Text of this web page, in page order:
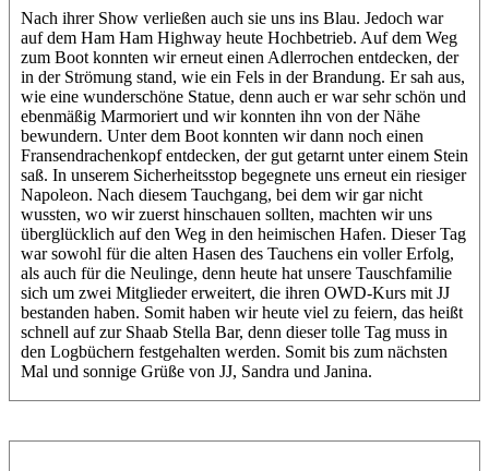
Nach ihrer Show verließen auch sie uns ins Blau. Jedoch war
auf dem Ham Ham Highway heute Hochbetrieb. Auf dem Weg
zum Boot konnten wir erneut einen Adlerrochen entdecken, der
in der Strömung stand, wie ein Fels in der Brandung. Er sah aus,
wie eine wunderschöne Statue, denn auch er war sehr schön und
ebenmäßig Marmoriert und wir konnten ihn von der Nähe
bewundern. Unter dem Boot konnten wir dann noch einen
Fransendrachenkopf entdecken, der gut getarnt unter einem Stein
saß. In unserem Sicherheitsstop begegnete uns erneut ein riesiger
Napoleon. Nach diesem Tauchgang, bei dem wir gar nicht
wussten, wo wir zuerst hinschauen sollten, machten wir uns
überglücklich auf den Weg in den heimischen Hafen. Dieser Tag
war sowohl für die alten Hasen des Tauchens ein voller Erfolg,
als auch für die Neulinge, denn heute hat unsere Tauschfamilie
sich um zwei Mitglieder erweitert, die ihren OWD-Kurs mit JJ
bestanden haben. Somit haben wir heute viel zu feiern, das heißt
schnell auf zur Shaab Stella Bar, denn dieser tolle Tag muss in
den Logbüchern festgehalten werden. Somit bis zum nächsten
Mal und sonnige Grüße von JJ, Sandra und Janina.